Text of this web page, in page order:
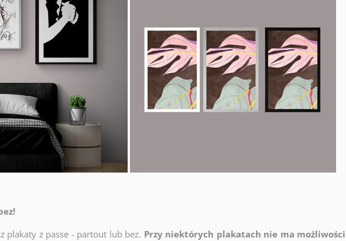
plakaty z passe - partout lub bez. Przy niektórych plakatach nie ma możliwości